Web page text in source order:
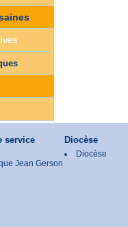
service
Jean Gerson
Diocèse
Diocèse